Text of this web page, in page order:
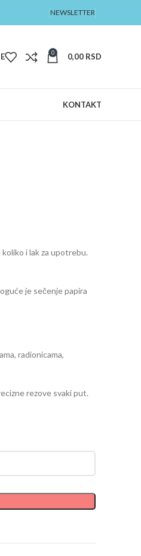
NEWSLETTER
0 0,00 RSD
KONTAKT
i lak za upotrebu.
je sečenje papira
radionicama,
rezove svaki put.